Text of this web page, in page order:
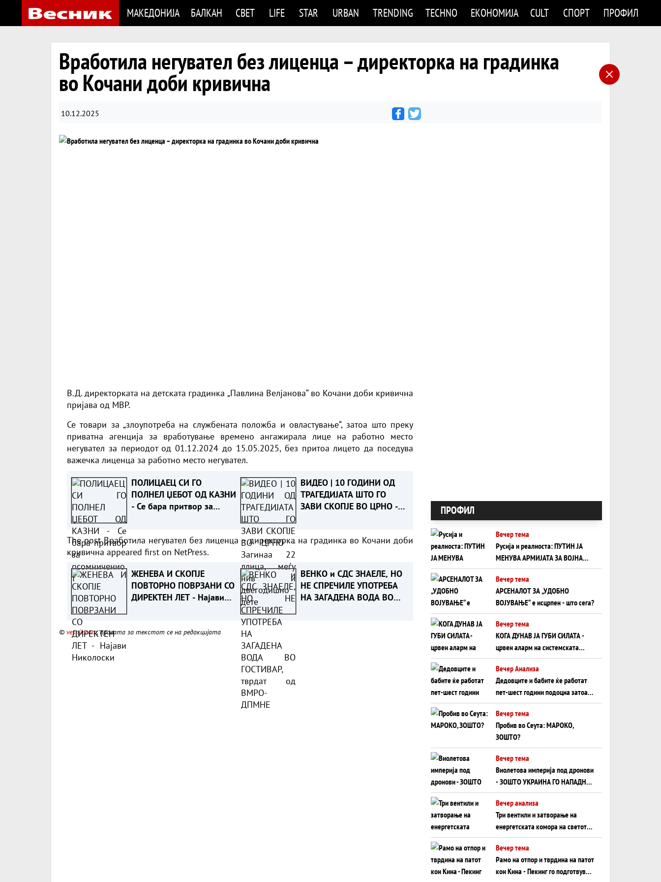
МАКЕДОНИЈА БАЛКАН СВЕТ LIFE STAR URBAN TRENDING TECHNO ЕКОНОМИЈА CULT СПОРТ ПРОФИЛ
Вработила негувател без лиценца – директорка на градинка
во Кочани доби кривична
10.12.2025
В.Д. директорката на детската градинка „Павлина Велјанова“ во Кочани доби кривична
пријава од МВР.
Се товари за „злоупотреба на службената положба и овластување“, затоа што преку
приватна агенција за вработување времено ангажирала лице на работно место
негувател за периодот од 01.12.2024 до 15.05.2025, без притоа лицето да поседува
важечка лиценца за работно место негувател.
ПОЛИЦАЕЦ СИ ГО
ПОЛНЕЛ ЏЕБОТ ОД КАЗНИ
- Се бара притвор за
ВИДЕО | 10 ГОДИНИ ОД
ТРАГЕДИЈАТА ШТО ГО
ЗАВИ СКОПЈЕ ВО ЦРНО -
The postВработила негувател без лиценца – директорка на градинка во Кочани доби
кривична appeared first on NetPress.
ЖЕНЕВА И СКОПЈЕ
ПОВТОРНО ПОВРЗАНИ СО
ДИРЕКТЕН ЛЕТ - Најави
ВЕНКО и СДС ЗНАЕЛЕ, НО
НЕ СПРЕЧИЛЕ УПОТРЕБА
НА ЗАГАДЕНА ВОДА ВО
© vesnik.com, правата за текстот се на редакцијата
ПРОФИЛ
Вечер тема
Русија и реалноста: ПУТИН ЈА
МЕНУВА АРМИЈАТА ЗА ВОЈНА
ШТО ОСТАНУВА БЕЗ ФРОНТ
Вечер тема
АРСЕНАЛОТ ЗА „УДОБНО
ВОЈУВАЊЕ“ е исцрпен - што сега?
Вечер тема
КОГА ДУНАВ ЈА ГУБИ СИЛАТА -
црвен аларм на системската
плоча од јужна Германија до
Црното Море...
Вечер Анализа
Дедовците и бабите ќе работат
пет-шест години подоцна затоа
што НЕМААТ ВНУЦИ ДА ГИ
ЗАМЕНАТ
Вечер тема
Пробив во Сеута: МАРОКО,
ЗОШТО?
Вечер тема
Виолетова империја под дронови
- ЗОШТО УКРАИНА ГО НАПАДНА
РУСКИОТ WILDBERRIES
Вечер анализа
Три вентили и затворање на
енергетската комора на светот:
Нападот во Суец најавува
глобален енергетски инфаркт?
Вечер тема
Рамо на отпор и тврдина на патот
кон Кина - Пекинг го подготвува